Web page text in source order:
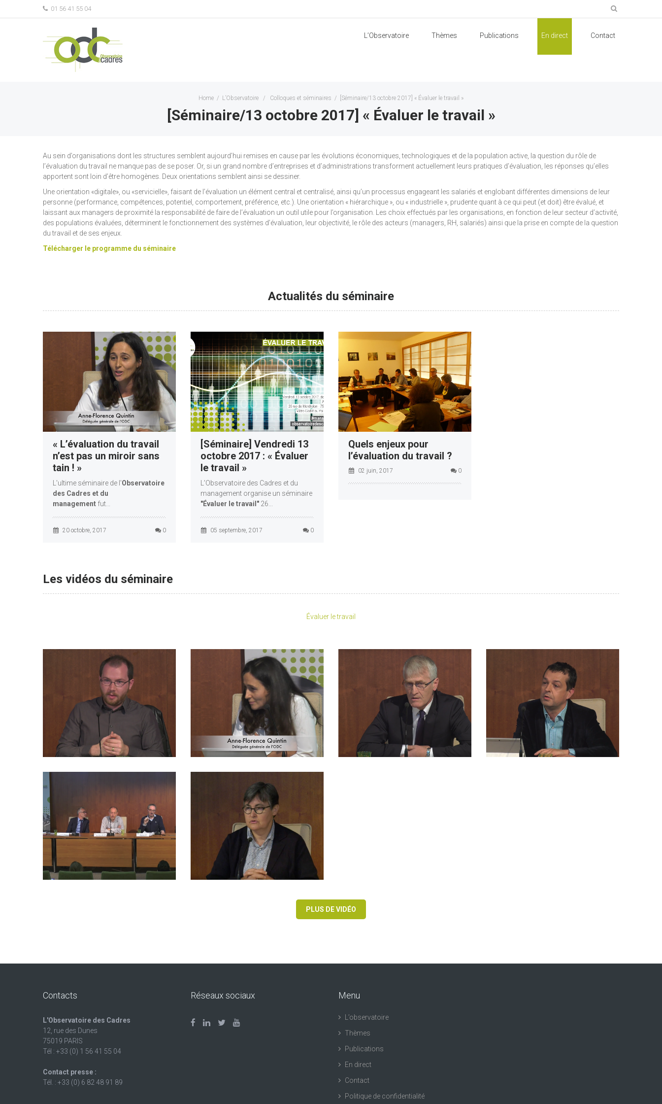
01 56 41 55 04
L’Observatoire Thèmes Publications En direct Contact
Home / L’Observatoire / Colloques et séminaires / [Séminaire/13 octobre 2017] « Évaluer le travail »
[Séminaire/13 octobre 2017] « Évaluer le travail »
Au sein d’organisations dont les structures semblent aujourd’hui remises en cause par les évolutions économiques, technologiques et de la population active, la question du rôle de
l’évaluation du travail ne manque pas de se poser. Or, si un grand nombre d’entreprises et d’administrations transforment actuellement leurs pratiques d’évaluation, les réponses qu’elles
apportent sont loin d’être homogènes. Deux orientations semblent ainsi se dessiner.
Une orientation «digitale», ou «servicielle», faisant de l’évaluation un élément central et centralisé, ainsi qu’un processus engageant les salariés et englobant différentes dimensions de leur
personne (performance, compétences, potentiel, comportement, préférence, etc.). Une orientation « hiérarchique », ou « industrielle », prudente quant à ce qui peut (et doit) être évalué, et
laissant aux managers de proximité la responsabilité de faire de l’évaluation un outil utile pour l’organisation. Les choix effectués par les organisations, en fonction de leur secteur d’activité,
des populations évaluées, déterminent le fonctionnement des systèmes d’évaluation, leur objectivité, le rôle des acteurs (managers, RH, salariés) ainsi que la prise en compte de la question
du travail et de ses enjeux.
Télécharger le programme du séminaire
Actualités du séminaire
« L’évaluation du travail
n’est pas un miroir sans
tain ! »
L'ultime séminaire de l'Observatoire
des Cadres et du
management fut...
20 octobre, 2017 0
[Séminaire] Vendredi 13
octobre 2017 : « Évaluer
le travail »
L’Observatoire des Cadres et du
management organise un séminaire
"Évaluer le travail" 26...
05 septembre, 2017 0
Quels enjeux pour
l’évaluation du travail ?
02 juin, 2017 0
Les vidéos du séminaire
Évaluer le travail
PLUS DE VIDÉO
Contacts
L'Observatoire des Cadres
12, rue des Dunes
75019 PARIS
Tél : +33 (0) 1 56 41 55 04
Contact presse :
Tél. : +33 (0) 6 82 48 91 89
Réseaux sociaux Menu
L’observatoire
Thèmes
Publications
En direct
Contact
Politique de confidentialité